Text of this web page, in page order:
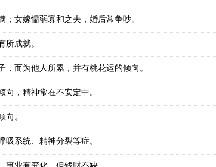
女嫁懦弱寡和之夫，婚后常争吵。
所成就。
而为他人所累，并有桃花运的倾向。
，精神常在不安定中。
向。
系统、精神分裂等症。